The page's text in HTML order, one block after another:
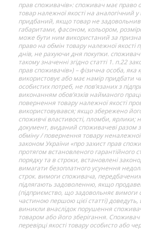
прав споживачів»: споживач має право
товар належної якості на аналогічний
придбаний, якщо товар не
габаритами, фасоном, кольором,
може бути ним використаний за
право на обмін товару належної якості
днів, не рахуючи дня покупки.
такому значенні згідно статті 1. п.22
прав споживачів») – фізична особа, яка
використовує або має намір придбати
особистих потреб, не пов’язаних з
виконанням обов’язків найманого
повернення товару належної якості
використовувався; якщо збережено
споживчі властивості, пломби, ярлики;
документ, виданий споживачеві разом
обміну / повернення товару неналежної
законом України «про захист прав
протягом встановленого гарантійного
порядку та в строки, встановлені
вимагати безоплатного усунення
строк. вимоги споживача,
підлягають задоволенню, якщо
(підприємство, що задовольняє вимоги
частиною першою цієї статті)
виникли внаслідок порушення
товаром або його зберігання.
перевірці якості товару особисто або